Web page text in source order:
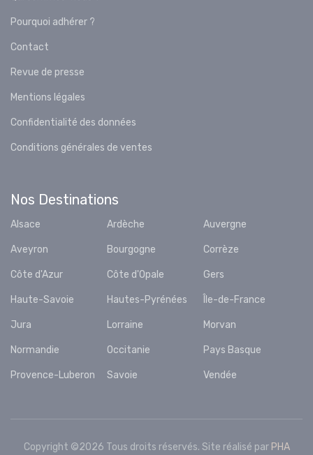
Pourquoi adhérer ?
Contact
Revue de presse
Mentions légales
Confidentialité des données
Conditions générales de ventes
Nos Destinations
Alsace Ardèche Auvergne
Aveyron Bourgogne Corrèze
Côte d'Azur Côte d'Opale Gers
Haute-Savoie Hautes-Pyrénées Île-de-France
Jura Lorraine Morvan
Normandie Occitanie Pays Basque
Provence-Luberon Savoie Vendée
Copyright ©2026 Tous droits réservés. Site réalisé par PHA